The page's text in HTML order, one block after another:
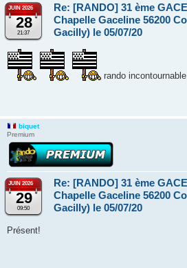
JUIN 2026
28
21:37
Re: [RANDO] 31 ème
Chapelle Gaceline 56200
Gacilly) le 05/07/20
rando
biquet
Premium
JUIN 2026
29
09:50
Re: [RANDO] 31 ème
Chapelle Gaceline 56200
Gacilly) le 05/07/20
Présent!